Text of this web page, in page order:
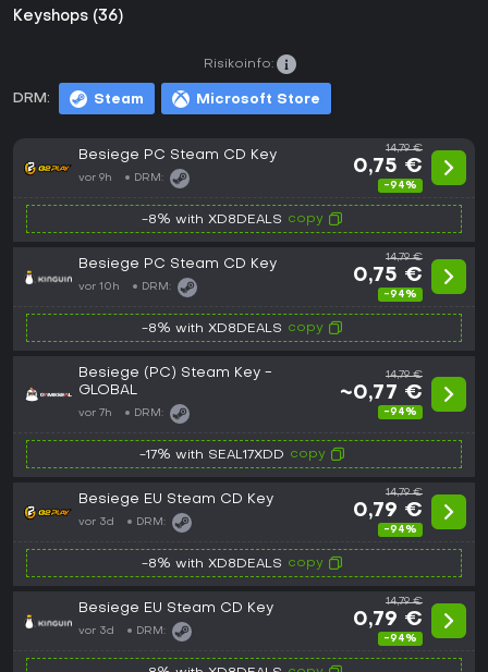
Keyshops (36)
DRM: Steam Microsoft Store
Risikoinfo:
Besiege PC Steam CD Key
vor 9h DRM:
14,79 €
0,75 €
-94%
-8% with XD8DEALS copy
Besiege PC Steam CD Key
vor 10h DRM:
14,79 €
0,75 €
-94%
-8% with XD8DEALS copy
Besiege (PC) Steam Key -
GLOBAL
vor 7h DRM:
14,79 €
~0,77 €
-94%
-17% with SEAL17XDD copy
Besiege EU Steam CD Key
vor 3d DRM:
14,79 €
0,79 €
-94%
-8% with XD8DEALS copy
Besiege EU Steam CD Key
vor 3d DRM:
14,79 €
0,79 €
-94%